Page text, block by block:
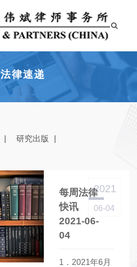
法律速递
研究出版
每周法律
快讯
2021-06-
04
2021
06-04
1．2021年6月